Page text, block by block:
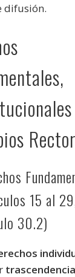
difusión.
15 al
30.2)
trascendencia